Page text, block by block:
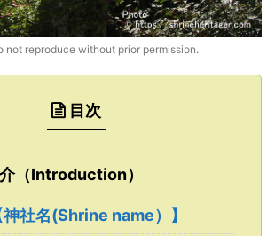
not reproduce without prior permission.
目次
（Introduction）
神社名(Shrine name）】